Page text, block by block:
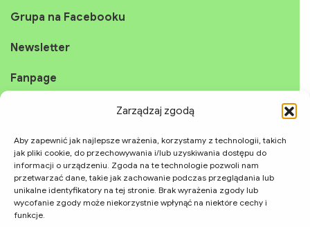
Zarządzaj zgodą
Aby zapewnić jak najlepsze wrażenia, korzystamy z technologii, takich
jak pliki cookie, do przechowywania i/lub uzyskiwania dostępu do
informacji o urządzeniu. Zgoda na te technologie pozwoli nam
przetwarzać dane, takie jak zachowanie podczas przeglądania lub
unikalne identyfikatory na tej stronie. Brak wyrażenia zgody lub
wycofanie zgody może niekorzystnie wpłynąć na niektóre cechy i
funkcje.
Grupa na Facebooku
Newsletter
Fanpage
YouTube
TikTok